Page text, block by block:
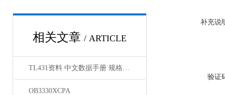
相关文章 / ARTICLE
TL431资料 中文数据手册 规格书 PDF
OB3330XCPA
补充说
验证